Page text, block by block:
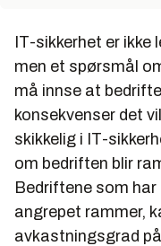
IT-sikkerhet er ikke
men et spørsmål
må innse at
konsekvenser det
skikkelig i IT-
om bedriften blir
Bedriftene som
angrepet rammer,
avkastningsgrad